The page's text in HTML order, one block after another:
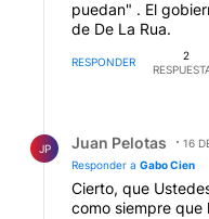
puedan" . El
de De La Rua.
RESPONDER
2
JP Juan Pelotas
16
Responder a Gabo Cien
Cierto, que
como siempre que